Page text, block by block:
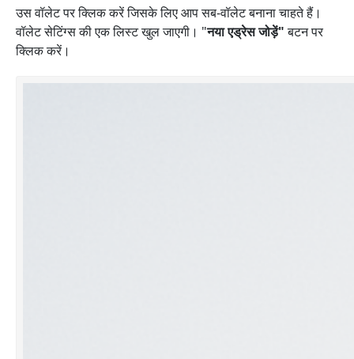
उस वॉलेट पर क्लिक करें जिसके लिए आप सब-वॉलेट बनाना चाहते हैं।
वॉलेट सेटिंग्स की एक लिस्ट खुल जाएगी। "नया एड्रेस जोड़ें"बटन पर
क्लिक करें।